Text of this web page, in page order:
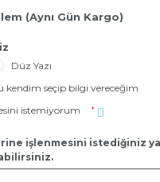
(Aynı Gün Kargo)
Düz Yazı
kendim seçip bilgi vereceğim
istemiyorum
*
işlenmesini istediğiniz